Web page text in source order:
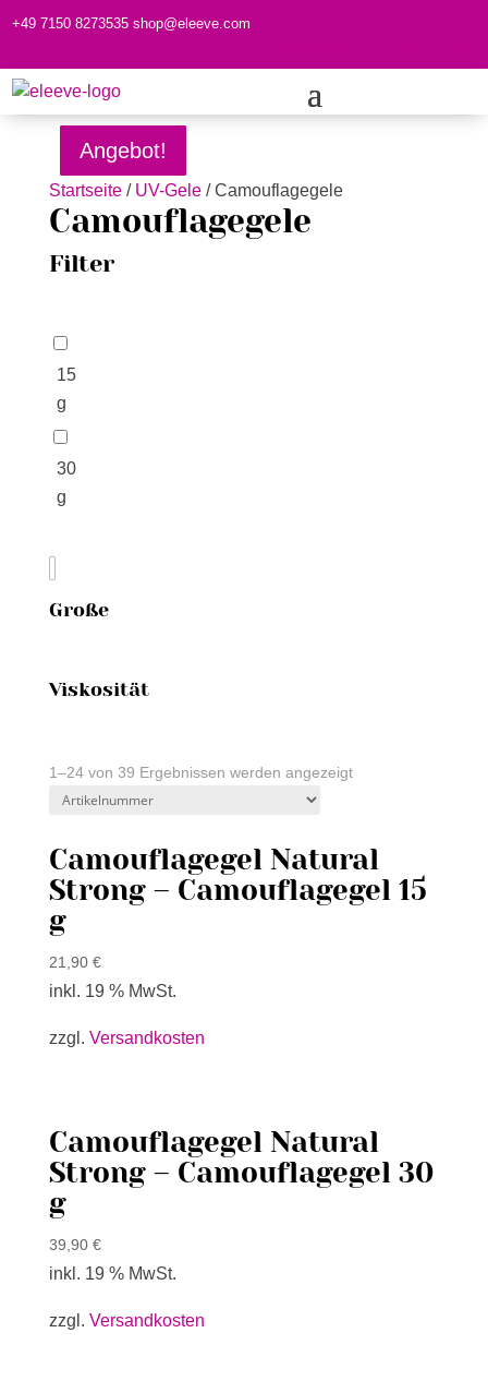
+49 7150 8273535 shop@eleeve.com
Startseite/ UV-Gele/ Camouflagegele
Camouflagegele
Filter
15
g
30
g
Große
Viskosität
1–24 von 39 Ergebnissen werden angezeigt
Camouflagegel Natural
Strong – Camouflagegel 15
g
21,90 €
inkl. 19 % MwSt.
zzgl. Versandkosten
Camouflagegel Natural
Strong – Camouflagegel 30
g
39,90 €
inkl. 19 % MwSt.
zzgl. Versandkosten
Angebot!
Angebot!
Angebot!
Angebot!
Angebot!
Angebot!
Angebot!
Angebot!